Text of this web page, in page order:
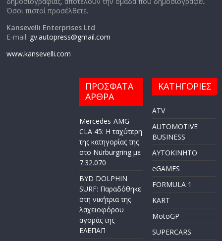
Όσοι πιστοί προσέλθετε.
Kansevelli Enterprises Ltd
E-mail: gv.autopress@gmail.com
www.kansevelli.com
ΠΡΟΣΦΑΤΑ
ΑΡΘΡΑ
Mercedes-AMG
CLA 45: Η ταχύτερη
της κατηγορίας της
στο Nürburgring με
7:32.070
BYD DOLPHIN
SURF: Παραδόθηκε
στη νικήτρια της
λαχειοφόρου
αγοράς της
ΕΛΕΠΑΠ
ΚΑΤΗΓΟΡΙΕΣ
ATV
AUTOMOTIVE
BUSINESS
AYTOKINHTO
eGAMES
FORMULA 1
KART
MotoGP
SUPERCARS